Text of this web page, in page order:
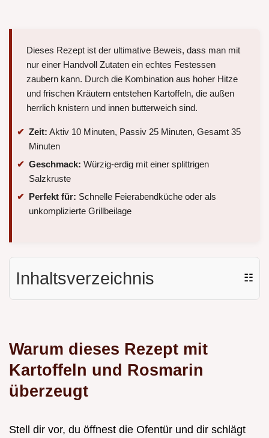
Dieses Rezept ist der ultimative Beweis, dass man mit
nur einer Handvoll Zutaten ein echtes Festessen
zaubern kann. Durch die Kombination aus hoher Hitze
und frischen Kräutern entstehen Kartoffeln, die außen
herrlich knistern und innen butterweich sind.
Zeit: Aktiv 10 Minuten, Passiv 25 Minuten, Gesamt 35
Minuten
Geschmack: Würzig-erdig mit einer splittrigen
Salzkruste
Perfekt für: Schnelle Feierabendküche oder als
unkomplizierte Grillbeilage
Inhaltsverzeichnis ☷
Warum dieses Rezept mit
Kartoffeln und Rosmarin
überzeugt
Stell dir vor, du öffnest die Ofentür und dir schlägt